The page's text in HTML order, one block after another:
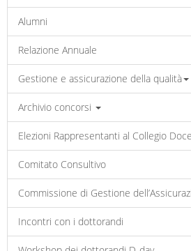
Alumni
Relazione Annuale
Gestione e assicurazione della qualità
Archivio concorsi
Elezioni Rappresentanti al Collegio
Comitato Consultivo
Commissione di Gestione
Incontri con i dottorandi